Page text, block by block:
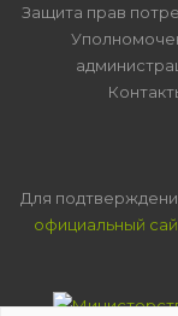
Защита прав
Для
официальный